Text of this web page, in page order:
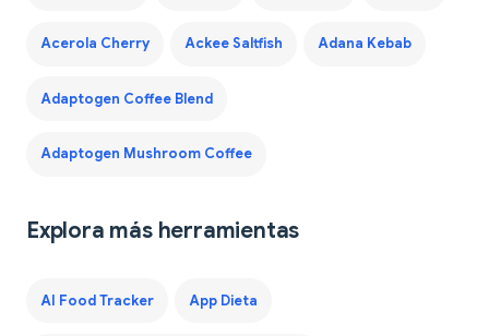
Acerola Cherry Ackee Saltfish Adana Kebab
Adaptogen Coffee Blend
Adaptogen Mushroom Coffee
Explora más herramientas
AI Food Tracker App Dieta